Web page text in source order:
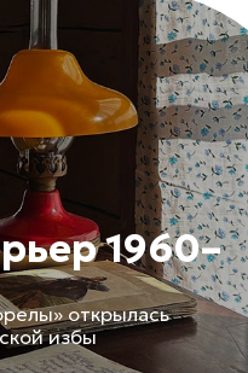
1960–
открылась
избы